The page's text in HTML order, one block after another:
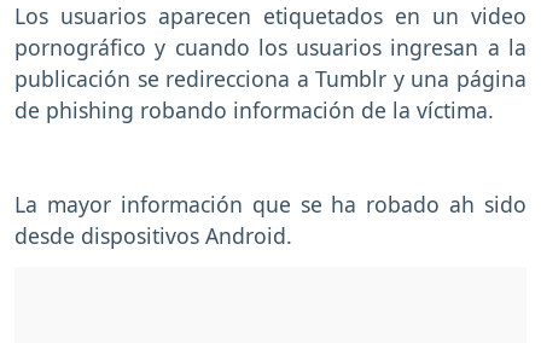
Los usuarios aparecen etiquetados en un video
pornográfico y cuando los usuarios ingresan a la
publicación se redirecciona a Tumblr y una página
de phishing robando información de la víctima.
La mayor información que se ha robado ah sido
desde dispositivos Android.